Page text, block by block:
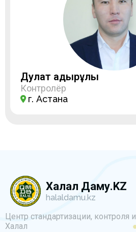
Дулат Қадырұлы
Контролёр
г. Астана
Халал Даму.KZ
halaldamu.kz
Центр стандартизации, контроля
Халал